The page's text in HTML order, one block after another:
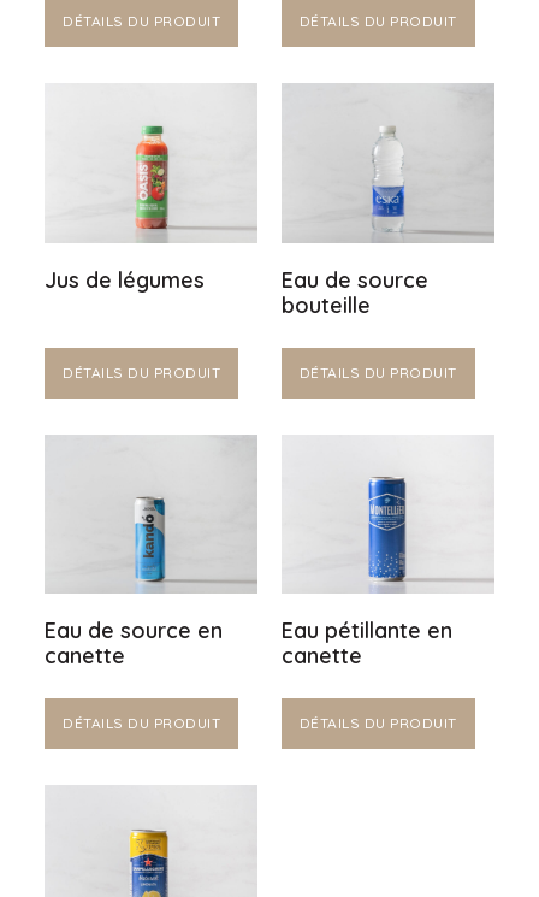
DÉTAILS DU PRODUIT DÉTAILS DU PRODUIT
Jus de légumes
DÉTAILS DU PRODUIT
Eau de source
bouteille
DÉTAILS DU PRODUIT
Eau de source en
canette
DÉTAILS DU PRODUIT
Eau pétillante en
canette
DÉTAILS DU PRODUIT